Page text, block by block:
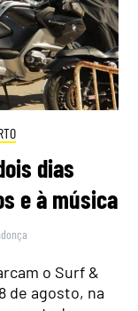
dias
e à música
o Surf &
de agosto, na